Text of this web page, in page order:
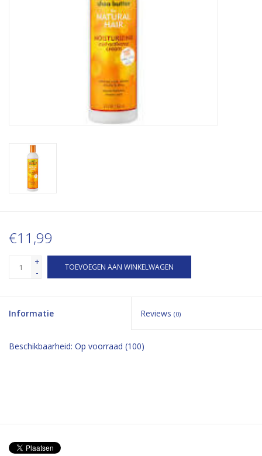
€11,99
+
-
TOEVOEGEN AAN WINKELWAGEN
Informatie Reviews (0)
Beschikbaarheid: Op voorraad (100)